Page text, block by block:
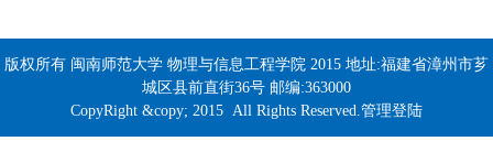
版权所有 闽南师范大学 物理与信息工程学院 2015 地址:福建省漳州市芗
城区县前直街36号 邮编:363000
CopyRight &copy; 2015 All Rights Reserved.管理登陆